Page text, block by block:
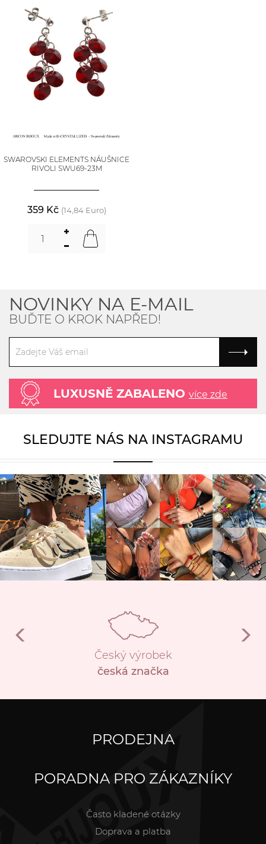
SWAROVSKI ELEMENTS NÁUŠNICE
RIVOLI SWU69-23M
359 Kč (14,84 Euro)
NOVINKY NA E-MAIL
BUĎTE O KROK NAPŘED!
LUXUSNĚ ZABALENO více zde
SLEDUJTE NÁS NA INSTAGRAMU
Český výrobek
česká značka
PRODEJNA
PORADNA PRO ZÁKAZNÍKY
Často kladené otázky
Doprava a platba